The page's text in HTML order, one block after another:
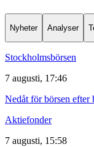
Nyheter Analyser
Stockholmsbörsen
7 augusti, 17:46
Nedåt för börsen efter
Aktiefonder
7 augusti, 15:58